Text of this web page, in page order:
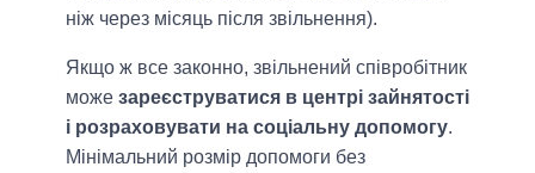
ніж через місяць після звільнення).
Якщо ж все законно, звільнений співробітник
може зареєструватися в центрі зайнятості
і розраховувати на соціальну допомогу.
Мінімальний розмір допомоги без